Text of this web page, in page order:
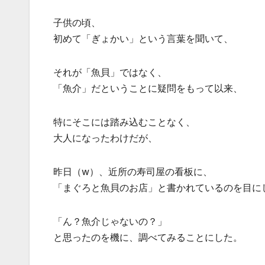
子供の頃、
初めて「ぎょかい」という言葉を聞いて、
それが「魚貝」ではなく、
「魚介」だということに疑問をもって以来、
特にそこには踏み込むことなく、
大人になったわけだが、
昨日（w）、近所の寿司屋の看板に、
「まぐろと魚貝のお店」と書かれているのを目に
「ん？魚介じゃないの？」
と思ったのを機に、調べてみることにした。